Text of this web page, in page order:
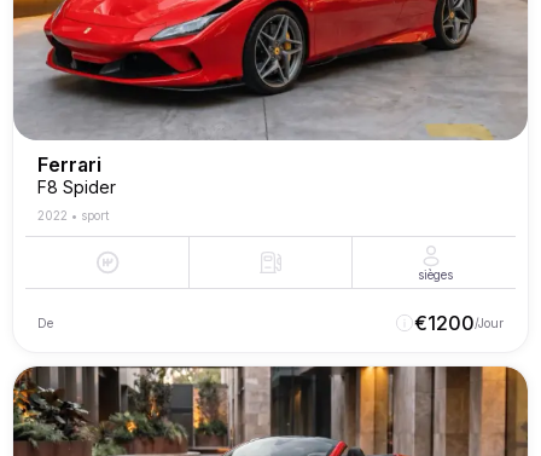
Ferrari
F8 Spider
2022 • sport
sièges
De €1200/Jour